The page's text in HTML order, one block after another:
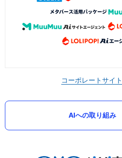
コーポレートサイト
AIへの取り組み